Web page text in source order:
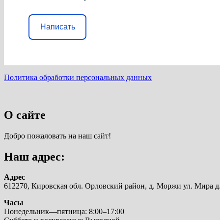
Написать
Политика обработки персональных данных
О сайте
Добро пожаловать на наш сайт!
Наш адрес:
Адрес
612270, Кировская обл. Орловский район, д. Моржи ул. Мира
Часы
Понедельник—пятница: 8:00–17:00